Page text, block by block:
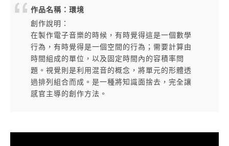
作品名稱：環境
創作說明：
在製作電子音樂的時候，有時覺得這是一個數學
行為，有時覺得是一個空間的行為；需要計算由
時間組成的單位，以及固定時間內的容積率問
題。視覺則是利用混音的概念，將單元的形體透
過排列組合而成。是一種將知識面捨去，完全讓
感官主導的創作方法。